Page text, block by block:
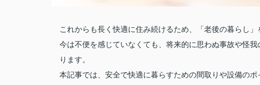
これからも長く快適に住み続けるため、「老後の暮らし
今は不便を感じていなくても、将来的に思わぬ事故や怪
ります。
本記事では、安全で快適に暮らすための間取りや設備の